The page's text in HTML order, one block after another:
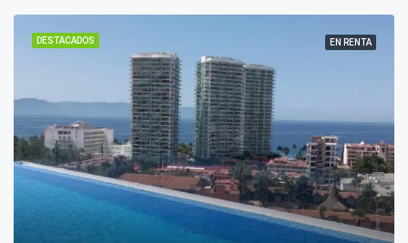
DESTACADOS EN RENTA